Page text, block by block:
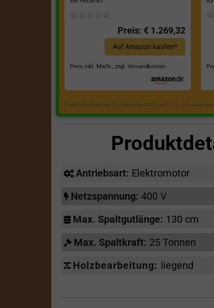
Preis: € 1.269,32
Auf Amazon kaufen*
Preis inkl. MwSt., zzgl. Versandkosten
Zuletzt aktualisiert am 18. Dezember 2023 um 21:50 . Ich weise
Antriebsart: Elektromotor
Netzspannung: 400 V
Max. Spaltgutlänge: 130 cm
Max. Spaltkraft: 25 Tonnen
Holzbearbeitung:
liegend